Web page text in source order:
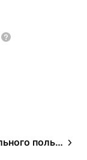
Потребительские товары недлительного пользования